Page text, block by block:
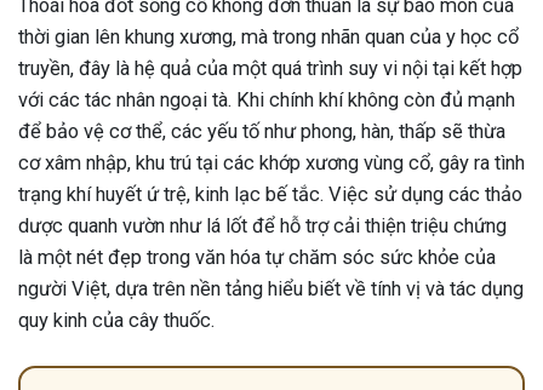
Thoái hóa đốt sống cổ không đơn thuần là sự bào mòn của
thời gian lên khung xương, mà trong nhãn quan của y học cổ
truyền, đây là hệ quả của một quá trình suy vi nội tại kết hợp
với các tác nhân ngoại tà. Khi chính khí không còn đủ mạnh
để bảo vệ cơ thể, các yếu tố như phong, hàn, thấp sẽ thừa
cơ xâm nhập, khu trú tại các khớp xương vùng cổ, gây ra tình
trạng khí huyết ứ trệ, kinh lạc bế tắc. Việc sử dụng các thảo
dược quanh vườn như lá lốt để hỗ trợ cải thiện triệu chứng
là một nét đẹp trong văn hóa tự chăm sóc sức khỏe của
người Việt, dựa trên nền tảng hiểu biết về tính vị và tác dụng
quy kinh của cây thuốc.